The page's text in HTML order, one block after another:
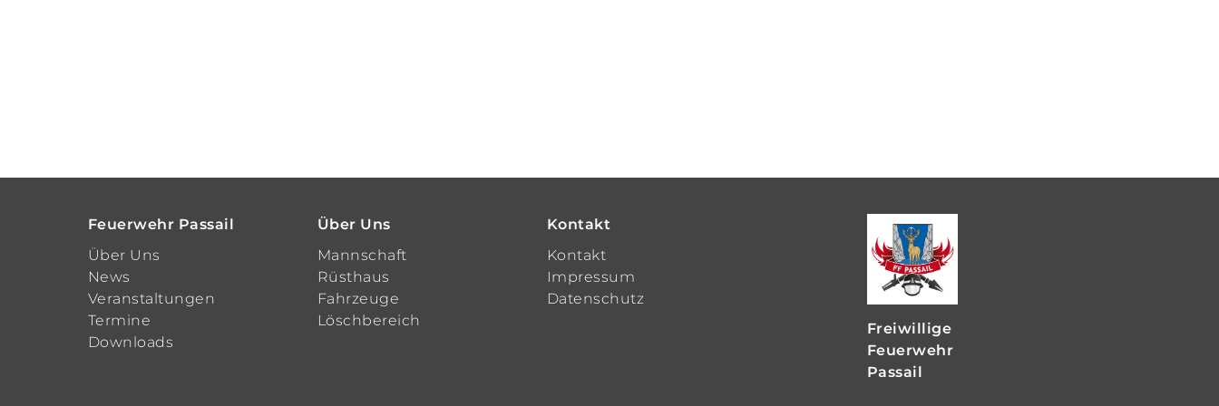
Feuerwehr Passail
Über Uns
News
Veranstaltungen
Termine
Downloads
Über Uns
Mannschaft
Rüsthaus
Fahrzeuge
Löschbereich
Kontakt
Kontakt
Impressum
Datenschutz
Freiwillige
Feuerwehr
Passail